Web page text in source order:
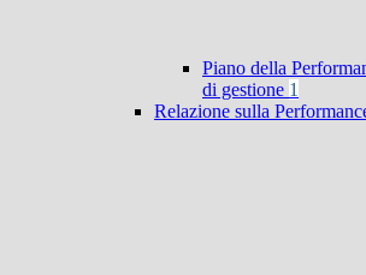
Piano della
di gestione 1
Relazione sulla